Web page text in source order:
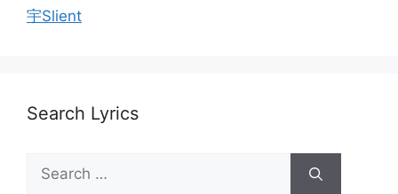
宇Slient
Search Lyrics
Search
for: